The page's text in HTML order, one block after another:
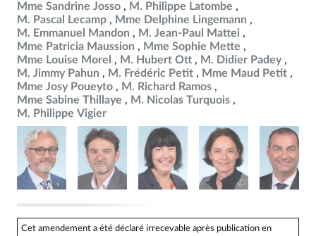
Mme Sandrine Josso
M. Philippe Latombe
M. Pascal Lecamp
Mme Delphine Lingemann
M. Emmanuel Mandon
M. Jean-Paul Mattei
Mme Patricia Maussion
Mme Sophie Mette
Mme Louise Morel
M. Hubert Ott
M. Didier Padey
M. Jimmy Pahun
M. Frédéric Petit
Mme Maud Petit
Mme Josy Poueyto
M. Richard Ramos
Mme Sabine Thillaye
M. Nicolas Turquois
M. Philippe Vigier
Cet amendement a été déclaré irrecevable après publication en